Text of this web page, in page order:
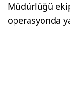
Müdürlüğü
operasyonda